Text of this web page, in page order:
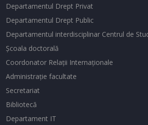
Departamentul Drept Privat
Departamentul Drept Public
Departamentul interdisciplinar Centrul de
Şcoala doctorală
Coordonator Relaţii Internaţionale
Administraţie facultate
Secretariat
Bibliotecă
Departament IT